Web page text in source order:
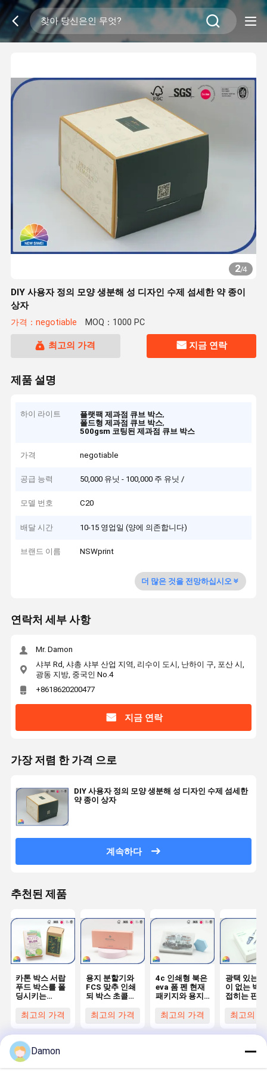
2/4
DIY 사용자 정의 모양 생분해 성 디자인 수제 섬세한 약 종이
상자
가격：negotiable MOQ：1000 PC
최고의 가격 지금 연락
제품 설명
하이 라이트 플랫팩 제과점 큐브 박스,
폴드형 제과점 큐브 박스,
500gsm 코팅된 제과점 큐브 박스
가격 negotiable
공급 능력 50,000 유닛 - 100,000 주 유닛 /
모델 번호 C20
배달 시간 10-15 영업일 (양에 의존합니다)
브랜드 이름 NSWprint
더 많은 것을 전망하십시오
연락처 세부 사항
Mr. Damon
샤부 Rd, 샤총 샤부 산업 지역, 리수이 도시, 난하이 구, 포산 시,
광동 지방, 중국인 No.4
+8618620200477
지금 연락
가장 저렴 한 가격 으로
DIY 사용자 정의 모양 생분해 성 디자인 수제 섬세한
약 종이 상자
계속하다
추천된 제품
카톤 박스 서랍
푸드 박스를 폴
딩시키는
프트 지에 니스
최고의 가격
용지 분할기와
FCS 맞추 인쇄
되 박스 초콜릿
최고의 가격
4c 인쇄형 북은
eva 폼 펜 현재
패키지와 용지
니다
최고의 가격
광택 있는/
이 없는 박
접히는 판지
마분지 콘
최고의
Damon